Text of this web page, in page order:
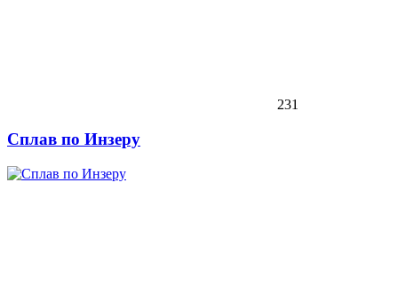
231
Сплав по Инзеру